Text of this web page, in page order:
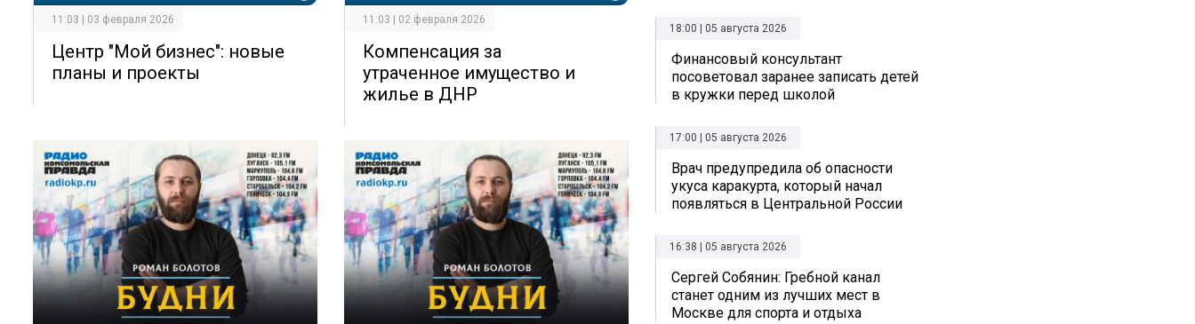
11:03 | 03 февраля 2026
Центр "Мой бизнес": новые
планы и проекты
11:03 | 02 февраля 2026
Компенсация за
утраченное имущество и
жилье в ДНР
18:00 | 05 августа 2026
Финансовый консультант
посоветовал заранее записать детей
в кружки перед школой
17:00 | 05 августа 2026
Врач предупредила об опасности
укуса каракурта, который начал
появляться в Центральной России
16:38 | 05 августа 2026
Сергей Собянин: Гребной канал
станет одним из лучших мест в
Москве для спорта и отдыха